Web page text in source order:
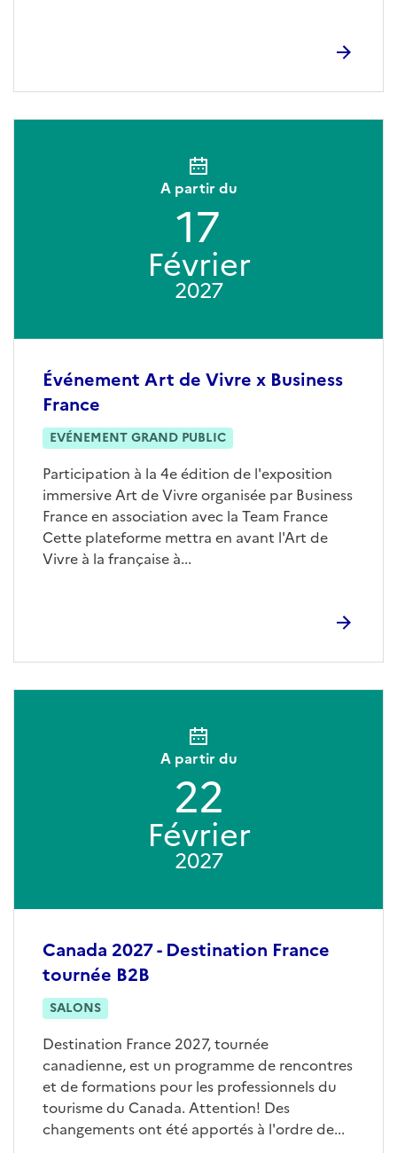
Événement Art de Vivre x Business
France
EVÉNEMENT GRAND PUBLIC
Participation à la 4e édition de l'exposition
immersive Art de Vivre organisée par Business
France en association avec la Team France
Cette plateforme mettra en avant l'Art de
Vivre à la française à...
A partir du
17
Février
2027
Canada 2027 - Destination France
tournée B2B
SALONS
Destination France 2027, tournée
canadienne, est un programme de rencontres
et de formations pour les professionnels du
tourisme du Canada. Attention! Des
changements ont été apportés à l'ordre de...
A partir du
22
Février
2027